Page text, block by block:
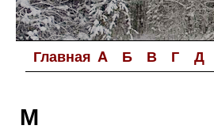
Главная A Б В Г Д
М